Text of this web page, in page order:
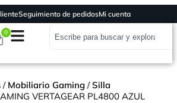
Seguimiento de pedidosMi cuenta
0
/ Mobiliario Gaming /Silla
VERTAGEAR PL4800 AZUL